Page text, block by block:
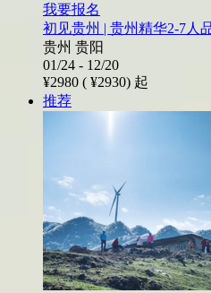
我要报名
初见贵州 | 贵州精华2-7人
贵州 贵阳
01/24 - 12/20
¥2980 ( ¥2930) 起
推荐